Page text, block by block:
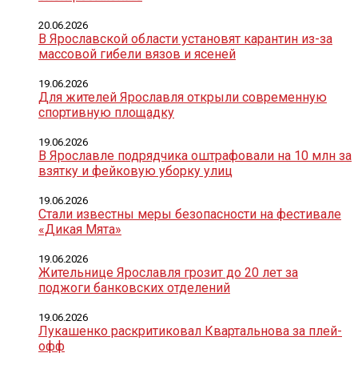
В Ярославской области установят карантин из-за
массовой гибели вязов и ясеней
20.06.2026
Для жителей Ярославля открыли современную
спортивную площадку
19.06.2026
В Ярославле подрядчика оштрафовали на 10 млн за
взятку и фейковую уборку улиц
19.06.2026
Стали известны меры безопасности на фестивале
«Дикая Мята»
19.06.2026
Жительнице Ярославля грозит до 20 лет за
поджоги банковских отделений
19.06.2026
Лукашенко раскритиковал Квартальнова за плей-
офф
19.06.2026